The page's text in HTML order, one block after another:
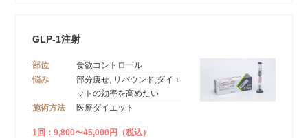
GLP-1注射
部位
食欲コントロール
悩み
部分痩せ, リバウンド,ダイエ
ットの効率を高めたい
施術方法
医療ダイエット
1回：9,800〜45,000円（税込）